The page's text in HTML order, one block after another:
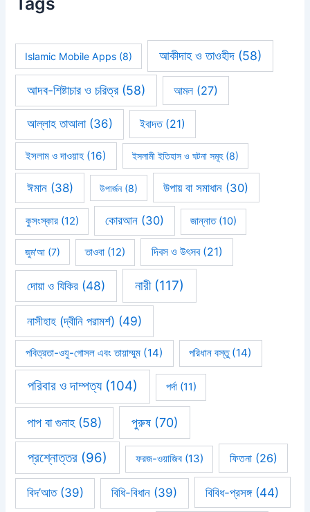
Islamic Mobile Apps (8) আকীদাহ ও তাওহীদ(58)
আদব-শিষ্টাচার ও চরিত্র(58) আমল(27)
আল্লাহ তাআলা(36) ইবাদত(21)
ইসলাম ও দাওয়াহ (16) ইসলামী ইতিহাস ও ঘটনা সমূহ(8)
ঈমান(38) উপার্জন(8) উপায় বা সমাধান (30)
কুসংস্কার(12) কোরআন (30) জান্নাত(10)
জুম'আ (7) তাওবা (12) দিবস ও উৎসব(21)
দোয়া ও যিকির (48) নারী(117)
নাসীহাহ (দ্বীনি পরামর্শ) (49)
পবিত্রতা-ওযু-গোসল এবং তায়াম্মুম (14) পরিধান বস্তু(14)
পরিবার ও দাম্পত্য(104) পর্দা(11)
পাপ বা গুনাহ(58) পুরুষ(70)
প্রশ্নোত্তর (96) ফরজ-ওয়াজিব(13) ফিতনা(26)
বিদ’আত(39) বিধি-বিধান (39) বিবিধ-প্রসঙ্গ(44)